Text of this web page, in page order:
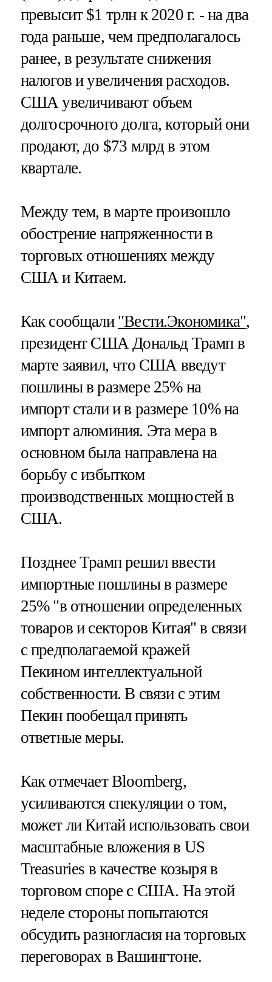
превысит $1 трлн к 2020 г. - на два
года раньше, чем предполагалось
ранее, в результате снижения
налогов и увеличения расходов.
США увеличивают объем
долгосрочного долга, который они
продают, до $73 млрд в этом
квартале.
Между тем, в марте произошло
обострение напряженности в
торговых отношениях между
США и Китаем.
Как сообщали "Вести.Экономика",
президент США Дональд Трамп в
марте заявил, что США введут
пошлины в размере 25% на
импорт стали и в размере 10% на
импорт алюминия. Эта мера в
основном была направлена на
борьбу с избытком
производственных мощностей в
США.
Позднее Трамп решил ввести
импортные пошлины в размере
25% "в отношении определенных
товаров и секторов Китая" в связи
с предполагаемой кражей
Пекином интеллектуальной
собственности. В связи с этим
Пекин пообещал принять
ответные меры.
Как отмечает Bloomberg,
усиливаются спекуляции о том,
может ли Китай использовать свои
масштабные вложения в US
Treasuries в качестве козыря в
торговом споре с США. На этой
неделе стороны попытаются
обсудить разногласия на торговых
переговорах в Вашингтоне.